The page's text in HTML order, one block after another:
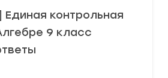
Единая контрольная
9 класс